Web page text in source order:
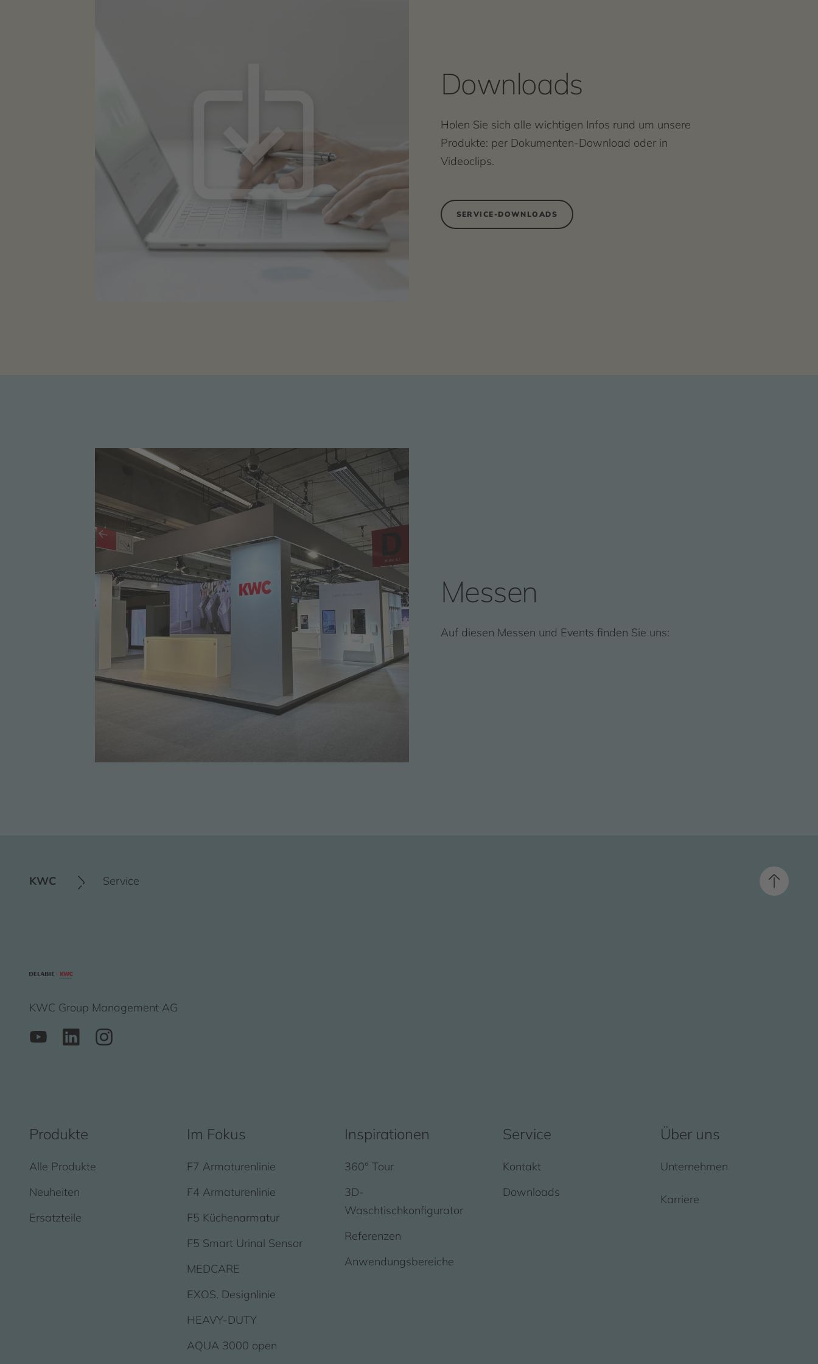
Downloads
Holen Sie sich alle wichtigen Infos rund um unsere
Produkte: per Dokumenten-Download oder in
Videoclips.
SERVICE-DOWNLOADS
Messen
Auf diesen Messen und Events finden Sie uns:
KWC Service
KWC Group Management AG
Produkte
Alle Produkte
Neuheiten
Ersatzteile
Im Fokus
F7 Armaturenlinie
F4 Armaturenlinie
F5 Küchenarmatur
F5 Smart Urinal Sensor
MEDCARE
EXOS. Designlinie
HEAVY-DUTY
AQUA 3000 open
Inspirationen
360° Tour
3D-
Waschtischkonfigurator
Referenzen
Anwendungsbereiche
Service
Kontakt
Downloads
Über uns
Unternehmen
Karriere